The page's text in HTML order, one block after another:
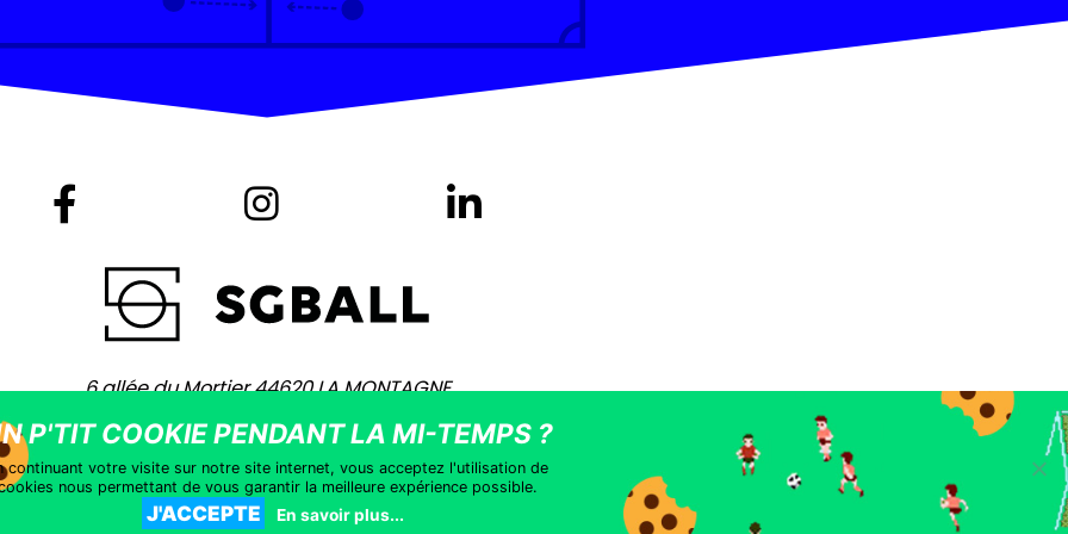
6 allée du Mortier 44620 LA MONTAGNE
+ 33 (0)2 40 75 80 80 -contact@sgball.com
© 2021 – Site coaché parVingt Mille Lieues–Mentions légales
continuant votre visite sur notre site internet, vous acceptez l'utilisation de
nous permettant de vous garantir la meilleure expérience possible.
J'ACCEPTE En savoir plus...